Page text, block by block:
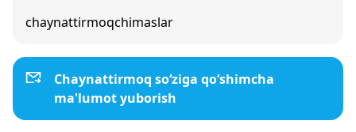
chaynattirmoqchimaslar
Chaynattirmoq so‘ziga qo‘shimcha
ma'lumot yuborish